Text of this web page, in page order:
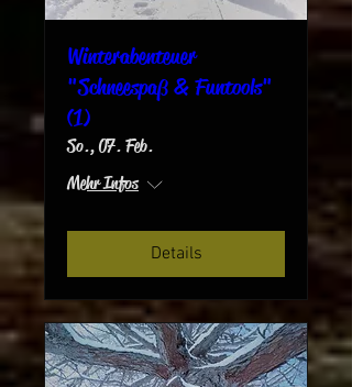
Winterabenteuer
"Schneespaß & Funtools"
(1)
So., 07. Feb.
Mehr Infos
Details